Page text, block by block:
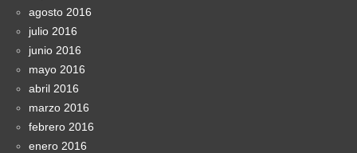
agosto 2016
julio 2016
junio 2016
mayo 2016
abril 2016
marzo 2016
febrero 2016
enero 2016